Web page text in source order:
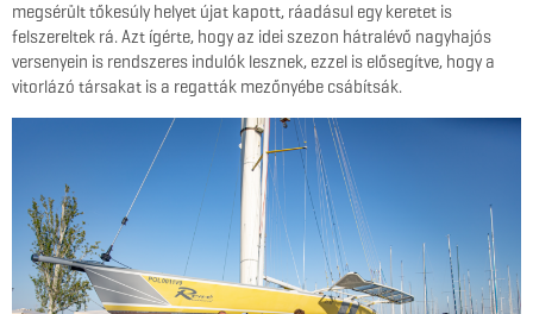
megsérült tőkesúly helyet újat kapott, ráadásul egy keretet is
felszereltek rá. Azt ígérte, hogy az idei szezon hátralévő nagyhajós
versenyein is rendszeres indulók lesznek, ezzel is elősegítve, hogy a
vitorlázó társakat is a regatták mezőnyébe csábítsák.